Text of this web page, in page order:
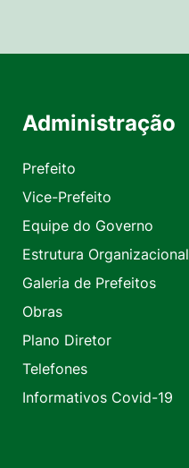
Administração
Prefeito
Vice-Prefeito
Equipe do Governo
Estrutura Organizacional
Galeria de Prefeitos
Obras
Plano Diretor
Telefones
Informativos Covid-19